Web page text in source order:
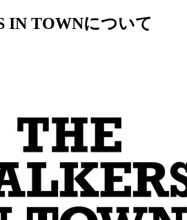
IN TOWNについて